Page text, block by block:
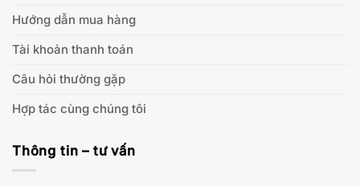
Hướng dẫn mua hàng
Tài khoản thanh toán
Câu hỏi thường gặp
Hợp tác cùng chúng tôi
Thông tin – tư vấn